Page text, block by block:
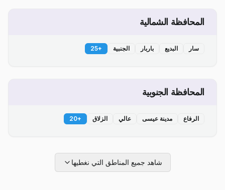
المحافظة الشمالية
سار البديع باربار الجنبية +
25
المحافظة الجنوبية
الرفاع مدينة عيسى عالي الزلاق +
20
شاهد جميع المناطق التي نغطيها